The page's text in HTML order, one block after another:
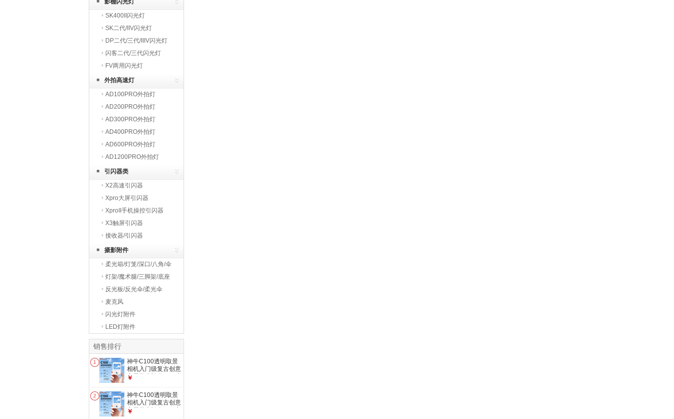
影棚闪光灯
SK400II闪光灯
SK二代/IIV闪光灯
DP二代/三代/IIIV闪光灯
闪客二代/三代闪光灯
FV两用闪光灯
外拍高速灯
AD100PRO外拍灯
AD200PRO外拍灯
AD300PRO外拍灯
AD400PRO外拍灯
AD600PRO外拍灯
AD1200PRO外拍灯
引闪器类
X2高速引闪器
Xpro大屏引闪器
XproII手机操控引闪器
X3触屏引闪器
接收器/引闪器
摄影附件
柔光箱/灯笼/深口/八角/伞
式灯架/魔术腿/三脚架/底座
反光板/反光伞/柔光伞
麦克风
闪光灯附件
LED灯附件
销售排行
1
神牛C100透明取景
相机入门级复古创意
家用学生随身vlog独
拍照/录像功随意换
内存卡
￥
2
神牛C100透明取景
相机入门级复古创意
家用学生随身vlog小
￥